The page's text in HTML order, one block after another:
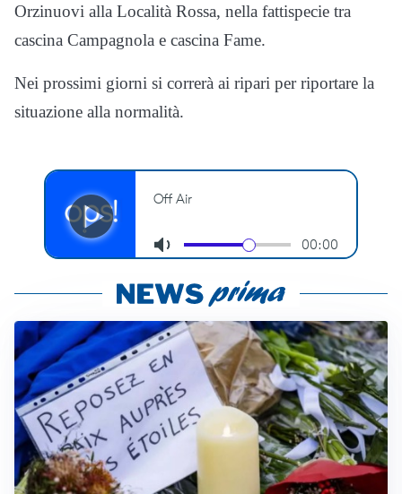
Orzinuovi alla Località Rossa, nella fattispecie tra
cascina Campagnola e cascina Fame.
Nei prossimi giorni si correrà ai ripari per riportare la
situazione alla normalità.